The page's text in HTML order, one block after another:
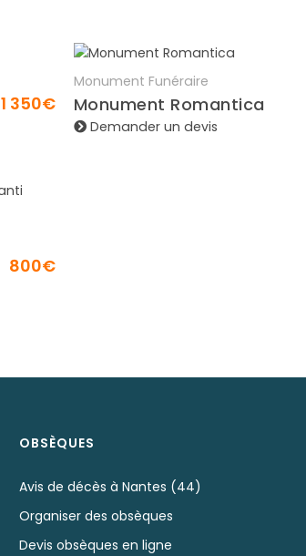
1 350€
En savoir plus
Monument Funéraire
Monument Romantica
Demander un devis
800€
OBSÈQUES
Avis de décès à Nantes (44)
Organiser des obsèques
Devis obsèques en ligne